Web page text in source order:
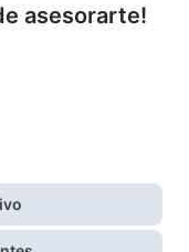
asesorarte!